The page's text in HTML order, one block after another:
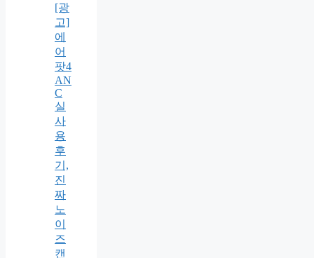
[광
고]
에
어
팟4
AN
C
실
사
용
후
기,
진
짜
노
이
즈
캔